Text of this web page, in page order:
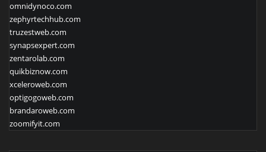
omnidynoco.com
zephyrtechhub.com
truzestweb.com
synapsexpert.com
zentarolab.com
quikbiznow.com
xceleroweb.com
optigogoweb.com
brandaroweb.com
zoomifyit.com